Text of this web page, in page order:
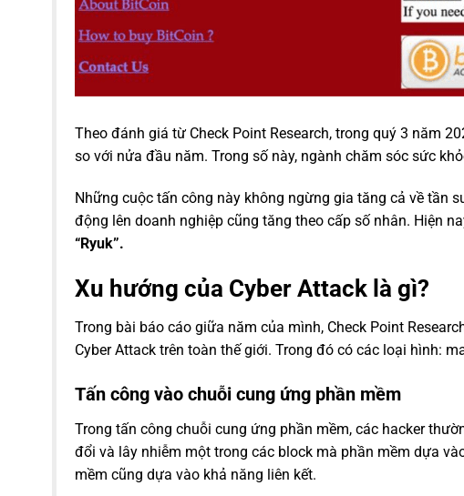
Theo đánh giá từ Check Point Research, trong quý 3 năm
so với nửa đầu năm. Trong số này, ngành chăm sóc sức
Những cuộc tấn công này không ngừng gia tăng cả về tần
động lên doanh nghiệp cũng tăng theo cấp số nhân. Hiện
“Ryuk”.
Xu hướng của Cyber Attack là gì?
Trong bài báo cáo giữa năm của mình, Check Point
Cyber Attack trên toàn thế giới. Trong đó có các loại hình:
Tấn công vào chuỗi cung ứng phần mềm
Trong tấn công chuỗi cung ứng phần mềm, các hacker
đổi và lây nhiễm một trong các block mà phần mềm dựa
mềm cũng dựa vào khả năng liên kết.